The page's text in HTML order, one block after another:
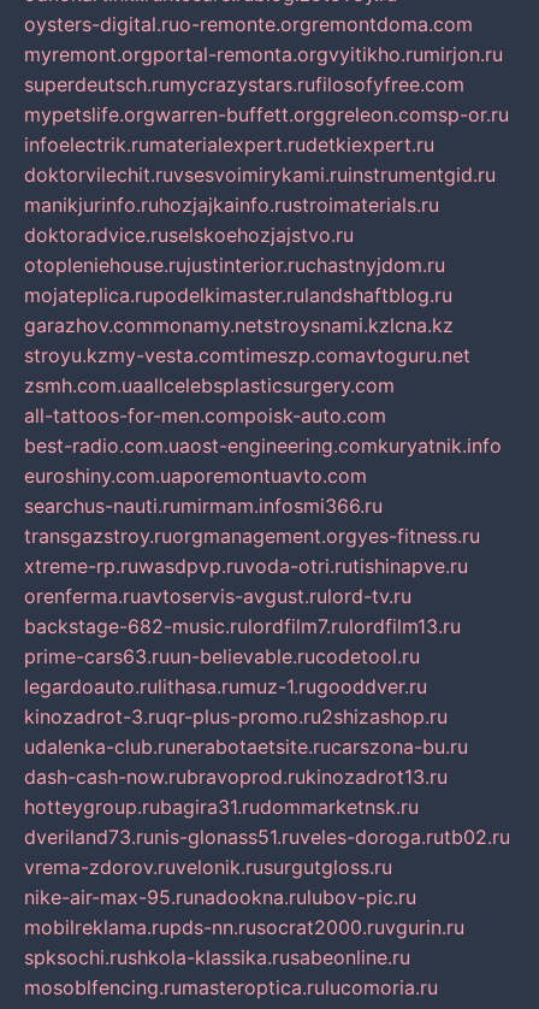
oysters-digital.ruo-remonte.orgremontdoma.com
myremont.orgportal-remonta.orgvyitikho.rumirjon.ru
superdeutsch.rumycrazystars.rufilosofyfree.com
mypetslife.orgwarren-buffett.orggreleon.comsp-or.ru
infoelectrik.rumaterialexpert.rudetkiexpert.ru
doktorvilechit.ruvsesvoimirykami.ruinstrumentgid.ru
manikjurinfo.ruhozjajkainfo.rustroimaterials.ru
doktoradvice.ruselskoehozjajstvo.ru
otopleniehouse.rujustinterior.ruchastnyjdom.ru
mojateplica.rupodelkimaster.rulandshaftblog.ru
garazhov.commonamy.netstroysnami.kzlcna.kz
stroyu.kzmy-vesta.comtimeszp.comavtoguru.net
zsmh.com.uaallcelebsplasticsurgery.com
all-tattoos-for-men.compoisk-auto.com
best-radio.com.uaost-engineering.comkuryatnik.info
euroshiny.com.uaporemontuavto.com
searchus-nauti.rumirmam.infosmi366.ru
transgazstroy.ruorgmanagement.orgyes-fitness.ru
xtreme-rp.ruwasdpvp.ruvoda-otri.rutishinapve.ru
orenferma.ruavtoservis-avgust.rulord-tv.ru
backstage-682-music.rulordfilm7.rulordfilm13.ru
prime-cars63.ruun-believable.rucodetool.ru
legardoauto.rulithasa.rumuz-1.rugooddver.ru
kinozadrot-3.ruqr-plus-promo.ru2shizashop.ru
udalenka-club.runerabotaetsite.rucarszona-bu.ru
dash-cash-now.rubravoprod.rukinozadrot13.ru
hotteygroup.rubagira31.rudommarketnsk.ru
dveriland73.runis-glonass51.ruveles-doroga.rutb02.ru
vrema-zdorov.ruvelonik.rusurgutgloss.ru
nike-air-max-95.runadookna.rulubov-pic.ru
mobilreklama.rupds-nn.rusocrat2000.ruvgurin.ru
spksochi.rushkola-klassika.rusabeonline.ru
mosoblfencing.rumasteroptica.rulucomoria.ru